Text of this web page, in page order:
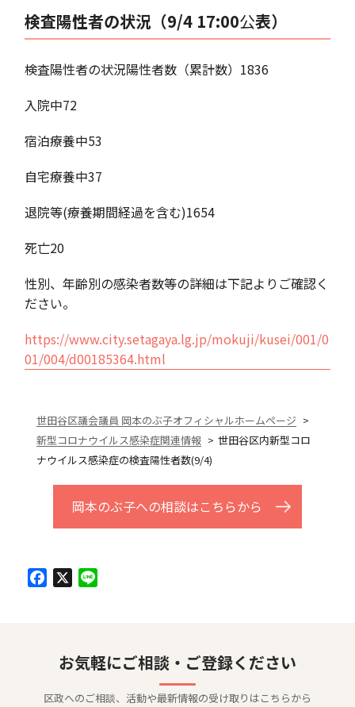
検査陽性者の状況（9/4 17:00公表）
検査陽性者の状況陽性者数（累計数）1836
入院中72
宿泊療養中53
自宅療養中37
退院等(療養期間経過を含む)1654
死亡20
性別、年齢別の感染者数等の詳細は下記よりご確認く
ださい。
https://www.city.setagaya.lg.jp/mokuji/kusei/001/0
01/004/d00185364.html
世田谷区議会議員 岡本のぶ子オフィシャルホームページ
新型コロナウイルス感染症関連情報
世田谷区内新型コロ
ナウイルス感染症の検査陽性者数(9/4)
岡本のぶ子への相談はこちらから
Facebook
お気軽にご相談・ご登録ください
区政へのご相談、活動や最新情報の受け取りはこちらから